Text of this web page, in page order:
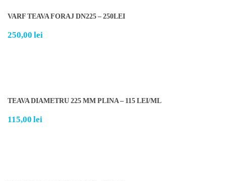
VARF TEAVA FORAJ DN225 – 250LEI
250,00 lei
TEAVA DIAMETRU 225 MM PLINA – 115 LEI/ML
115,00 lei